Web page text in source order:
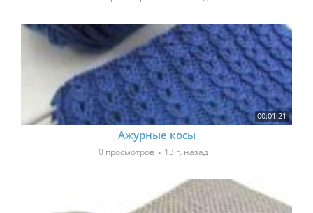
00:01:21
Ажурные косы
0 просмотров 13 г. назад